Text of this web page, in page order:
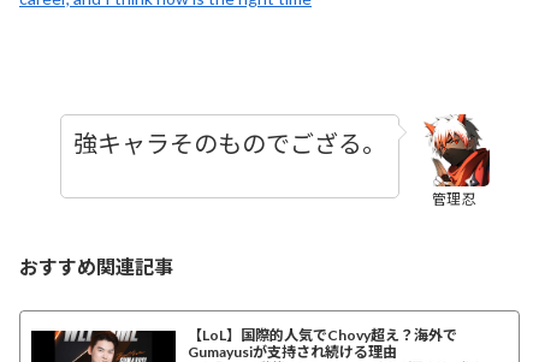
管理忍
強キャラそのものでござる。
おすすめ関連記事
【LoL】国際的人気でChovy超え？海外で
Gumayusiが支持され続ける理由